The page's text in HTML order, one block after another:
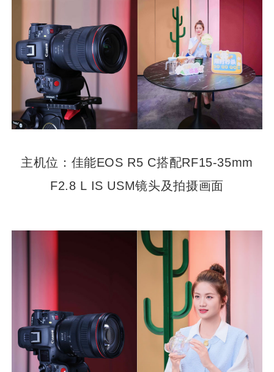
主机位：佳能EOS R5 C搭配RF15-35mm
F2.8 L IS USM镜头及拍摄画面